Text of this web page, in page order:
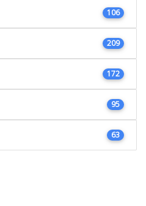
106
209
172
95
63